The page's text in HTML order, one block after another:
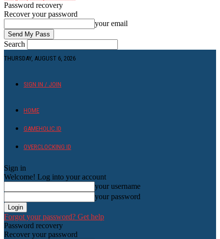
Password recovery
Recover your password
your email
Search
THURSDAY, AUGUST 6, 2026
SIGN IN / JOIN
HOME
GAMEHOLIC.ID
OVERCLOCKING ID
Sign in
Welcome! Log into your account
your username
your password
Forgot your password? Get help
Password recovery
Recover your password